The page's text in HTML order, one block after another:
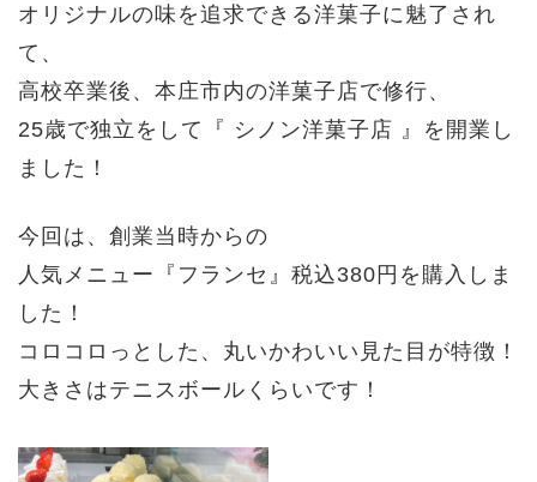
オリジナルの味を追求できる洋菓子に魅了され
て、
高校卒業後、本庄市内の洋菓子店で修行、
25歳で独立をして『 シノン洋菓子店 』を開業し
ました！
今回は、 創業当時からの
人気メニュー『フランセ』税込380円を購入しま
した！
コロコロっとした、丸いかわいい見た目が特徴！
大きさはテニスボールくらいです！